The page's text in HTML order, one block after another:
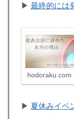
▶ 最終的には
hodoraku.com
▶ 夏休みイベ